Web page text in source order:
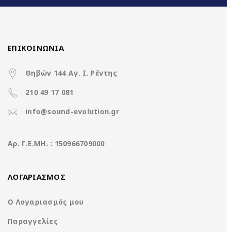
Screen)
DVR HD Function (καταγραφή)
HDMI Out
Operation System
ΕΠΙΚΟΙΝΩΝΙΑ
Θηβών 144 Αγ. Ι. Ρέντης
210 49 17 081
info@sound-evolution.gr
Aρ. Γ.Ε.ΜΗ. : 150966709000
ΛΟΓΑΡΙΑΣΜΟΣ
Ο Λογαριασμός μου
Παραγγελίες